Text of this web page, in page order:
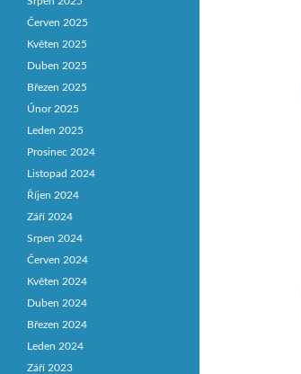
Červen 2025
Květen 2025
Duben 2025
Březen 2025
Únor 2025
Leden 2025
Prosinec 2024
Listopad 2024
Říjen 2024
Září 2024
Srpen 2024
Červen 2024
Květen 2024
Duben 2024
Březen 2024
Leden 2024
Září 2023